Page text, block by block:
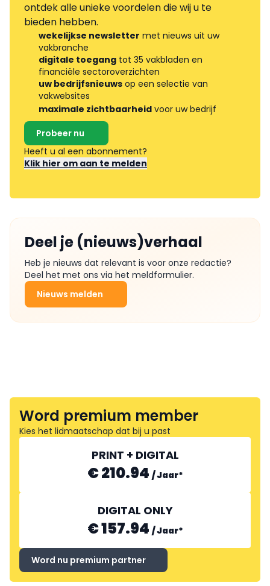
ontdek alle unieke voordelen die wij u te
bieden hebben.
wekelijkse newsletter met nieuws uit uw
vakbranche
digitale toegang tot 35 vakbladen en
financiële sectoroverzichten
uw bedrijfsnieuws op een selectie van
vakwebsites
maximale zichtbaarheid voor uw bedrijf
Probeer nu
Heeft u al een abonnement?
Klik hier om aan te melden
Deel je (nieuws)verhaal
Heb je nieuws dat relevant is voor onze redactie?
Deel het met ons via het meldformulier.
Nieuws melden
Word premium member
Kies het lidmaatschap dat bij u past
PRINT + DIGITAL
€ 210.94 /Jaar*
DIGITAL ONLY
€ 157.94 /Jaar*
Word nu premium partner